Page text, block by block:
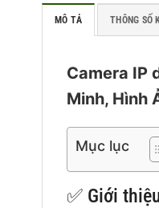
MÔ TẢ THÔNG SỐ
Camera IP
Minh, Hình
Mục lục
✅ Giới